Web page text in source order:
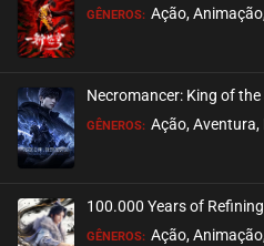
GÊNEROS: Ação,
Necromancer: King of the
GÊNEROS: Ação, Aventura,
100.000 Years of Refining
GÊNEROS: Ação,